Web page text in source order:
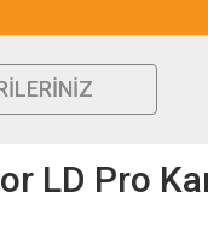
LD Pro